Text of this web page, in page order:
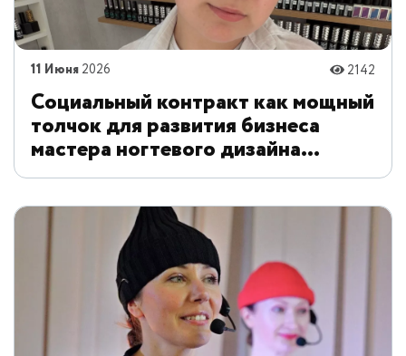
11 Июня 2026 2142
Социальный контракт как мощный
толчок для развития бизнеса
мастера ногтевого дизайна
Антонины Тимофеевой